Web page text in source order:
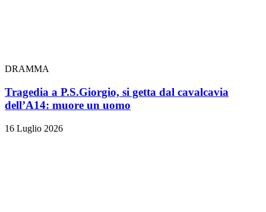
DRAMMA
Tragedia a P.S.Giorgio, si getta dal cavalcavia
dell’A14: muore un uomo
16 Luglio 2026